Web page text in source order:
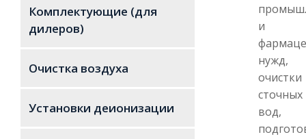
и
нужд,
очистки
сточных
вод,
Комплектующие (для
дилеров)
Очистка воздуха
Установки деионизации